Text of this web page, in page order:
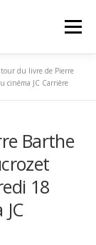
Menu
du livre de Pierre
cinéma JC Carrière
Barthe
18